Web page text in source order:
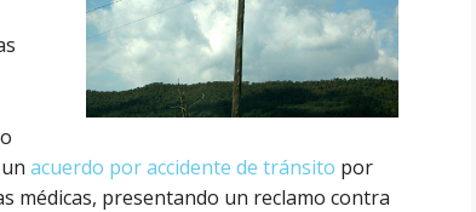
acuerdo por accidente de tránsito por
médicas, presentando un reclamo contra